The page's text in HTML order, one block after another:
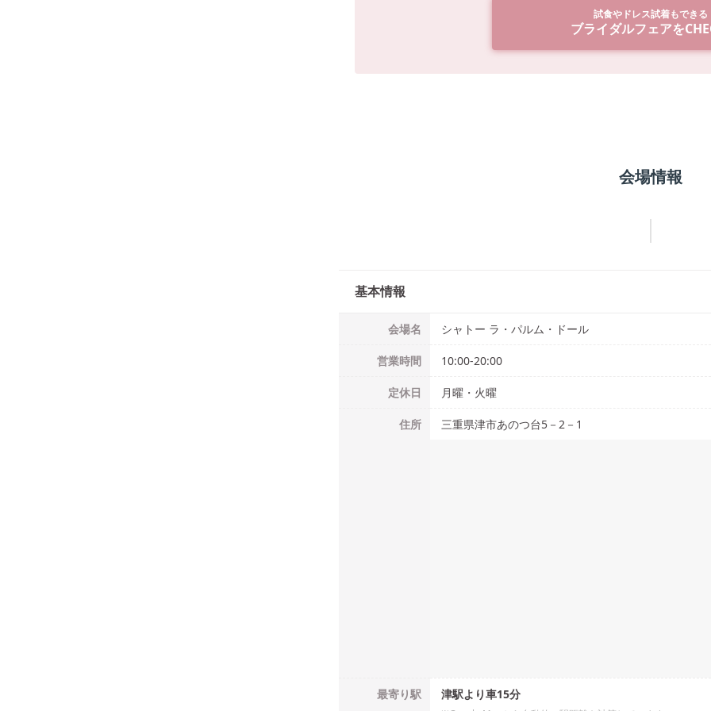
試食やドレス試着もできる
ブライダルフェアを
会場情報
基本情報
会場名 シャトー ラ・パルム・ドール
営業時間 10:00-20:00
定休日 月曜・火曜
住所 三重県津市あのつ台5－2－1
最寄り駅 津駅より車15分